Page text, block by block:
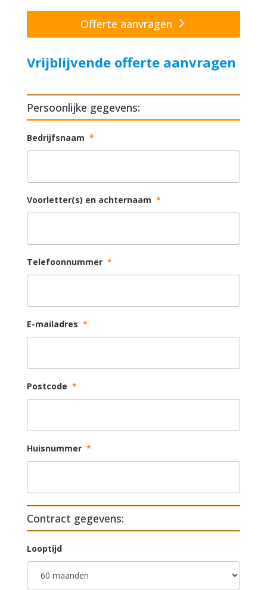
Offerte aanvragen
Vrijblijvende offerte aanvragen
Persoonlijke gegevens:
Bedrijfsnaam *
Voorletter(s) en achternaam *
Telefoonnummer *
E-mailadres *
Postcode *
Huisnummer *
Contract gegevens:
Looptijd